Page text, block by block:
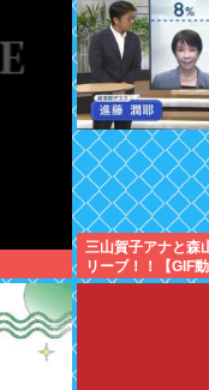
三山賀子アナと
リーブ！！【GIF動